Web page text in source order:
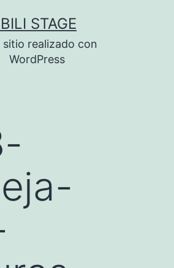
STAGE
sitio realizado con
WordPress